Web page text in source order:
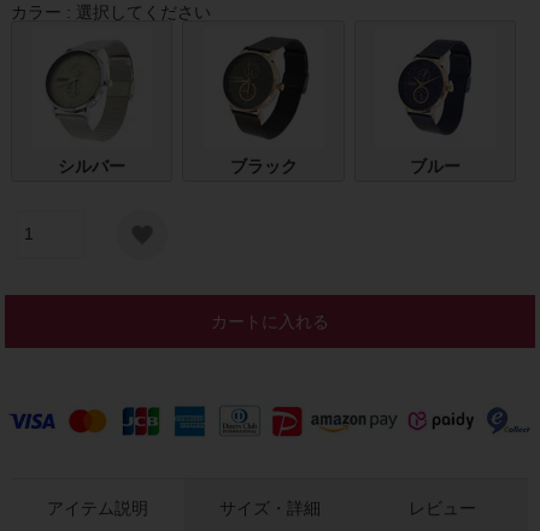
カラー 選択してください
シルバー ブラック ブルー
カートに入れる
アイテム説明 サイズ・詳細 レビュー